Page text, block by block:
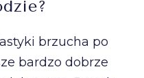
brzucha po
bardzo dobrze